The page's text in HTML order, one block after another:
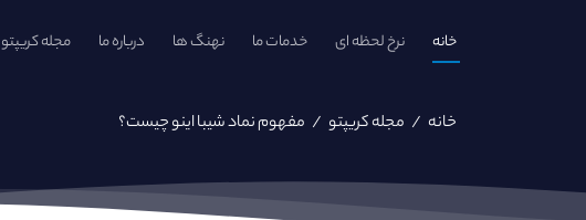
خانه نرخ لحظه ای خدمات ما نهنگ ها درباره ما مجله کریپتو
خانه / مجله کریپتو / مفهوم نماد شیبا اینو چیست؟